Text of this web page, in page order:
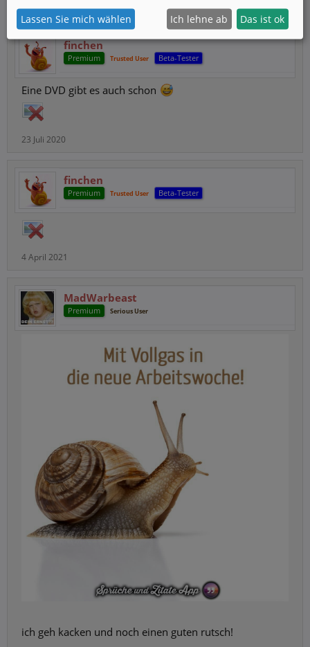
finchen
Premium Trusted User Beta-Tester
Eine DVD gibt es auch schon
23 Juli 2020
finchen
Premium Trusted User Beta-Tester
4 April 2021
MadWarbeast
Premium Serious User
ich geh kacken und noch einen guten rutsch!
Lassen Sie mich wählen Ich lehne ab Das ist ok